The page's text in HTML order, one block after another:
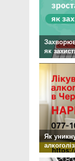
як
Як